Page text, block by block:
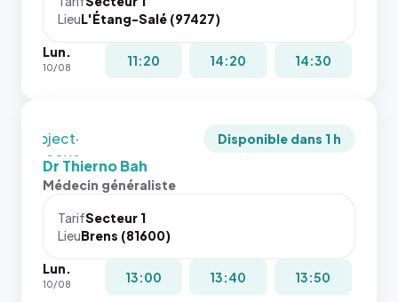
LieuL'Étang-Salé (97427)
Lun.
10/08 11:20 14:20 14:30
toutes les
puisque la
`object-
fit: cover`.
Sans ces
navigateur
pas la
place, et
Disponible dans 1 h
Dr Thierno Bah
Médecin généraliste
TarifSecteur 1
LieuBrens (81600)
Lun.
10/08 13:00 13:40 13:50